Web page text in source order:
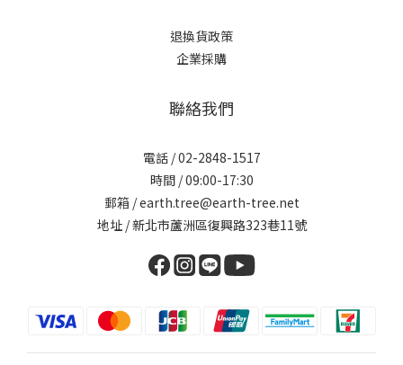
退換貨政策
企業採購
聯絡我們
電話 / 02-2848-1517
時間 / 09:00-17:30
郵箱 / earth.tree@earth-tree.net
地址 / 新北市蘆洲區復興路323巷11號